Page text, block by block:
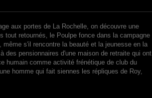
aux portes de La Rochelle, on découvre une
tout retournés, le Poulpe fonce dans la campagne
s'il rencontre la beauté et la jeunesse en la
des pensionnaires d'une maison de retraite qui ont
humain comme activité frénétique de club du
homme qui fait siennes les répliques de Roy,